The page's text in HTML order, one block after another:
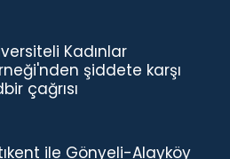
Kadınlar
şiddete karşı
çağrısı
ile Gönyeli-Alayköy